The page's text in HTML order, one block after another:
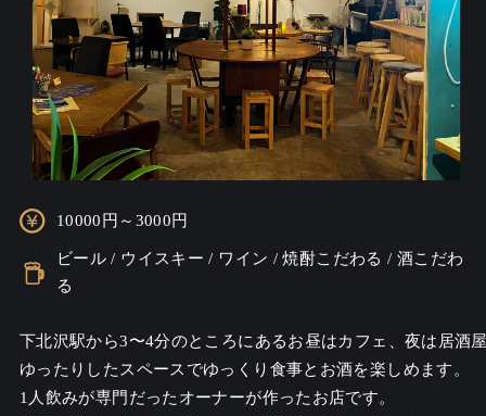
10000円～3000円
ビール / ウイスキー / ワイン / 焼酎こだわる / 酒こだわ
る
下北沢駅から3〜4分のところにあるお昼はカフェ、夜は居酒
ゆったりしたスペースでゆっくり食事とお酒を楽しめます。
1人飲みが専門だったオーナーが作ったお店です。